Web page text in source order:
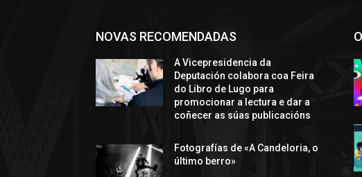
NOVAS RECOMENDADAS
A Vicepresidencia da
Deputación colabora coa Feira
do Libro de Lugo para
promocionar a lectura e dar a
coñecer as súas publicacións
Fotografías de «A Candeloria, o
último berro»